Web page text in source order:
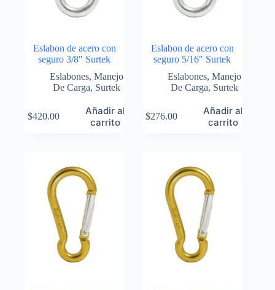
Eslabon de acero con
seguro 3/8″ Surtek
Eslabones,Manejo
De Carga, Surtek
$420.00
Añadir al
carrito
Eslabon de acero con
seguro 5/16″ Surtek
Eslabones,Manejo
De Carga, Surtek
$276.00
Añadir al
carrito